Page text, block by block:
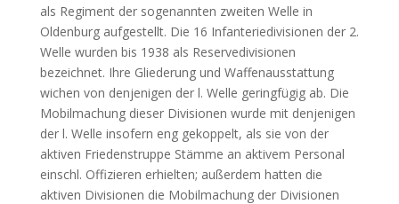
als Regiment der sogenannten zweiten Welle in
Oldenburg aufgestellt. Die 16 Infanteriedivisionen der 2.
Welle wurden bis 1938 als Reservedivisionen
bezeichnet. Ihre Gliederung und Waffenausstattung
wichen von denjenigen der l. Welle geringfügig ab. Die
Mobilmachung dieser Divisionen wurde mit denjenigen
der l. Welle insofern eng gekoppelt, als sie von der
aktiven Friedenstruppe Stämme an aktivem Personal
einschl. Offizieren erhielten; außerdem hatten die
aktiven Divisionen die Mobilmachung der Divisionen